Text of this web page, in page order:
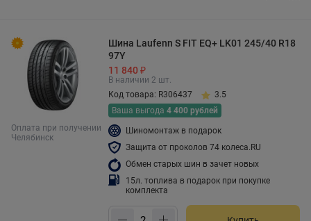
Оплата при получении
Челябинск
Шина Laufenn S FIT EQ+ LK01 245/40 R18
97Y
11 840 ₽
В наличии 2 шт.
Код товара: R306437
3.5
Ваша выгода 4 400 рублей
Шиномонтаж в подарок
Защита от проколов 74 колеса.RU
Обмен старых шин в зачет новых
15л. топлива в подарок при покупке
комплекта